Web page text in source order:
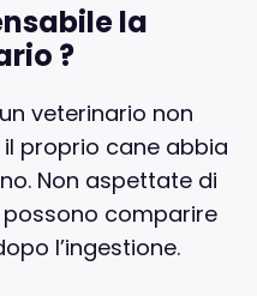
la
?
veterinario non
proprio cane abbia
Non aspettate di
comparire
l’ingestione.